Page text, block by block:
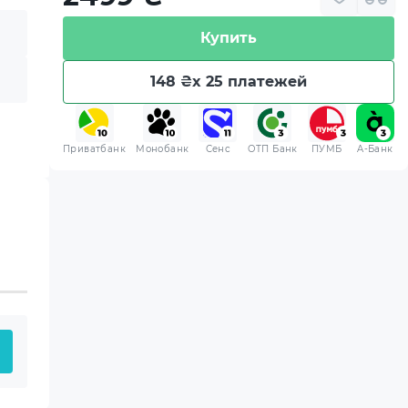
Купить
148 ₴x 25 платежей
Приватбанк Монобанк Сенс ОТП Банк ПУМБ A-Банк